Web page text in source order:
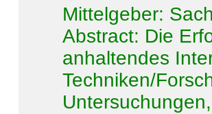
Mittelgeber:
Abstract: Die
anhaltendes
Techniken/